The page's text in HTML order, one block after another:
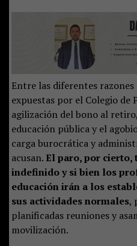
Entre las diferentes
expuestas por el Colegio de
agilización del bono al
educación pública y el
carga burocrática y
acusan. El paro, por cierto,
indefinido y si bien los
educación irán a los
sus actividades normales,
planificadas reuniones y
movilización.